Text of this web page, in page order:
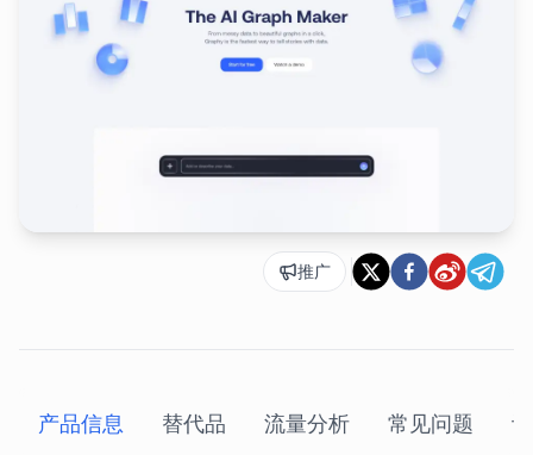
推广
产品信息 替代品 流量分析 常见问题